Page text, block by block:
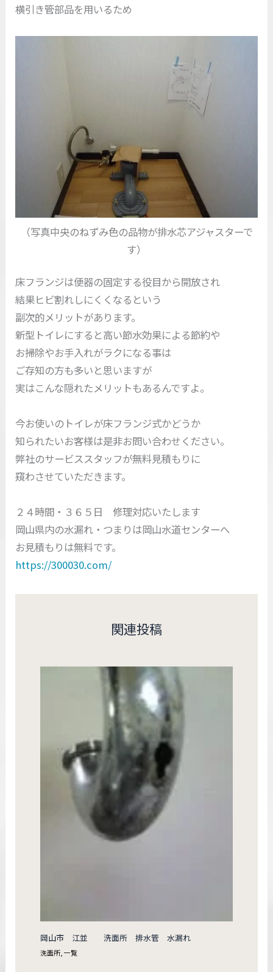
横引き管部品を用いるため
（写真中央のねずみ色の品物が排水芯アジャスターで
す）
床フランジは便器の固定する役目から開放され
結果ヒビ割れしにくくなるという
副次的メリットがあります。
新型トイレにすると高い節水効果による節約や
お掃除やお手入れがラクになる事は
ご存知の方も多いと思いますが
実はこんな隠れたメリットもあるんですよ。
今お使いのトイレが床フランジ式かどうか
知られたいお客様は是非お問い合わせください。
弊社のサービススタッフが無料見積もりに
窺わさせていただきます。
２４時間・３６５日 修理対応いたします
岡山県内の水漏れ・つまりは岡山水道センターへ
お見積もりは無料です。
https://300030.com/
関連投稿
岡山市 江並 洗面所 排水管 水漏れ
洗面所,一覧